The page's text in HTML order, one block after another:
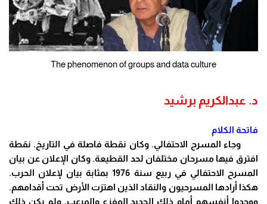
The phenomenon of groups and data culture
د. عبدالكريم برشيد
فاتحة الكلام
وجاء المسرح الاحتفالي. وكان نقطة فاصلة في التاريخ. نقطة
افترق فيها مسرحان مختلفان لحد القطيعة. وكان الإعلان عن بيان
المسرح الاحتفالي في ربيع سنة 1976 بمثابة بيان لإعلان الحرب.
هكذا أرادها المسرحيون والنقاد الذين اهتزت الأرض تحت أقدامهم.
ووجدوا أنفسهم أمام ذلك الجديد المفزع والمرعب. ولم يكن ذلك